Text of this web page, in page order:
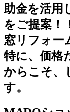
助金を活用
をご提案！
窓リフォー
特に、価格
からこそ、
す。